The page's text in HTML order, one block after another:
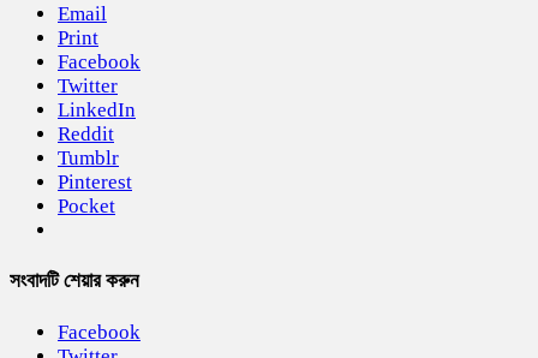
Email
Print
Facebook
Twitter
LinkedIn
Reddit
Tumblr
Pinterest
Pocket
সংবাদটি শেয়ার করুন
Facebook